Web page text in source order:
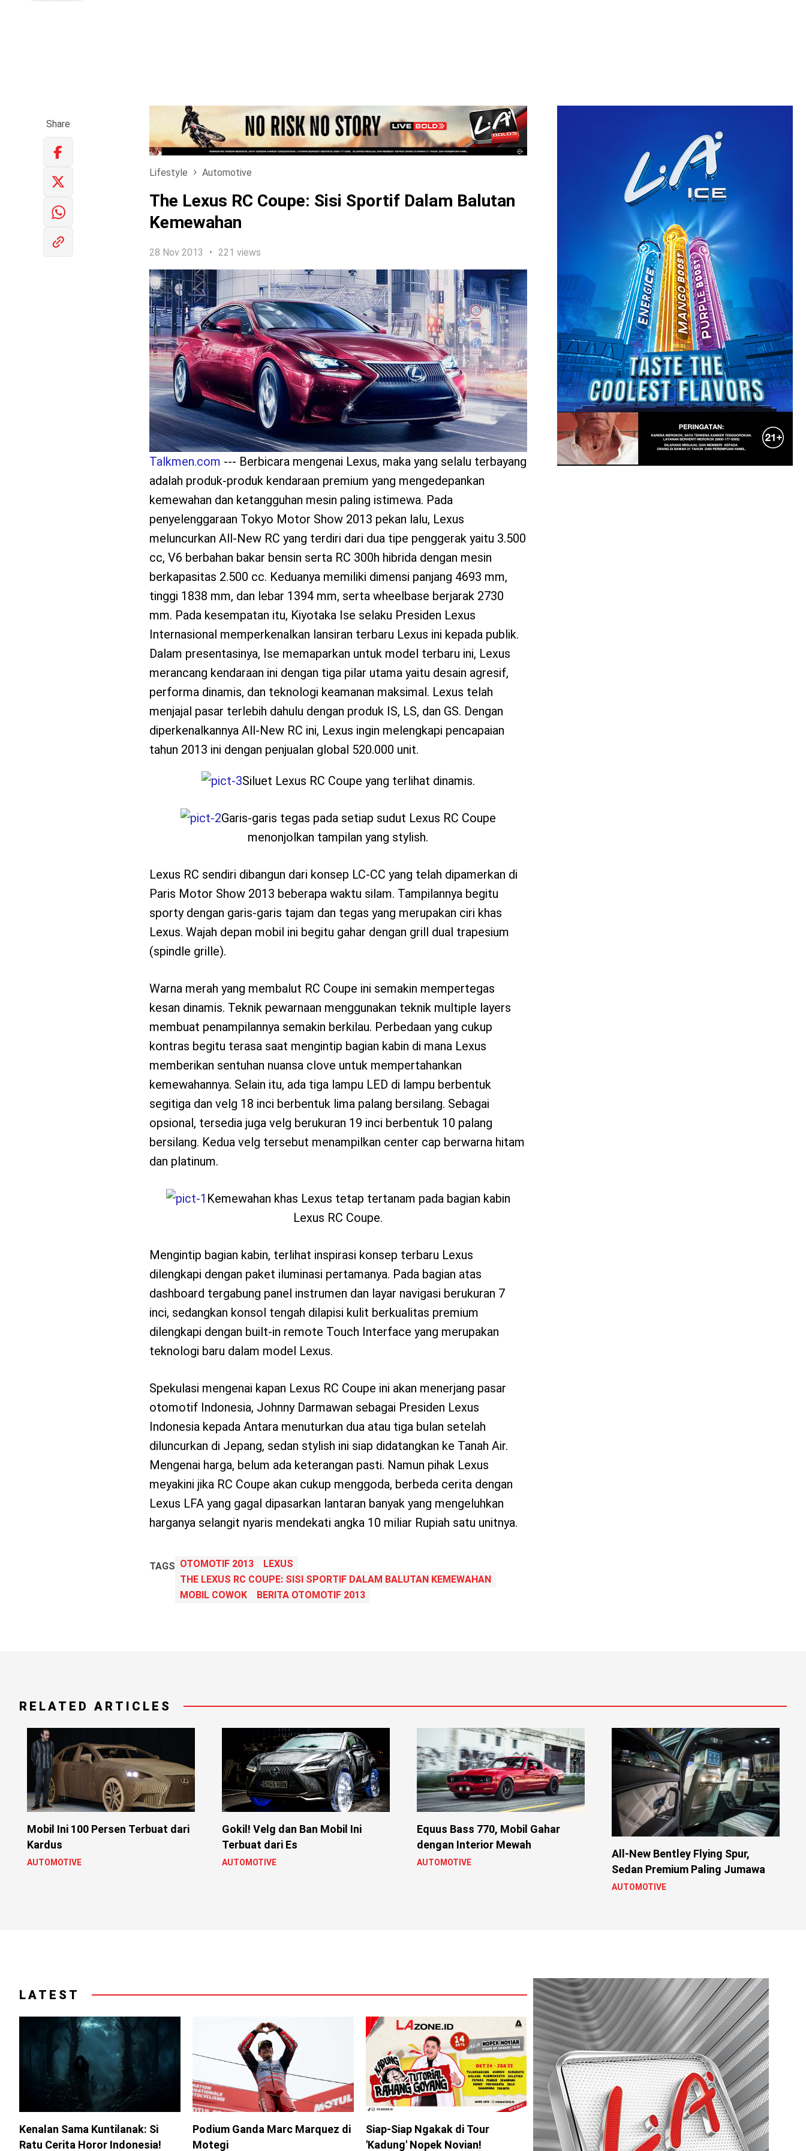
benefit
menarik
LOGIN
Share
Lifestyle Automotive
The Lexus RC Coupe: Sisi Sportif Dalam Balutan
Kemewahan
28 Nov 2013 221 views
Talkmen.com --- Berbicara mengenai Lexus, maka yang selalu terbayang
adalah produk-produk kendaraan premium yang mengedepankan
kemewahan dan ketangguhan mesin paling istimewa. Pada
penyelenggaraan Tokyo Motor Show 2013 pekan lalu, Lexus
meluncurkan All-New RC yang terdiri dari dua tipe penggerak yaitu 3.500
cc, V6 berbahan bakar bensin serta RC 300h hibrida dengan mesin
berkapasitas 2.500 cc. Keduanya memiliki dimensi panjang 4693 mm,
tinggi 1838 mm, dan lebar 1394 mm, serta wheelbase berjarak 2730
mm. Pada kesempatan itu, Kiyotaka Ise selaku Presiden Lexus
Internasional memperkenalkan lansiran terbaru Lexus ini kepada publik.
Dalam presentasinya, Ise memaparkan untuk model terbaru ini, Lexus
merancang kendaraan ini dengan tiga pilar utama yaitu desain agresif,
performa dinamis, dan teknologi keamanan maksimal. Lexus telah
menjajal pasar terlebih dahulu dengan produk IS, LS, dan GS. Dengan
diperkenalkannya All-New RC ini, Lexus ingin melengkapi pencapaian
tahun 2013 ini dengan penjualan global 520.000 unit.
Siluet Lexus RC Coupe yang terlihat dinamis.
Garis-garis tegas pada setiap sudut Lexus RC Coupe
menonjolkan tampilan yang stylish.
Lexus RC sendiri dibangun dari konsep LC-CC yang telah dipamerkan di
Paris Motor Show 2013 beberapa waktu silam. Tampilannya begitu
sporty dengan garis-garis tajam dan tegas yang merupakan ciri khas
Lexus. Wajah depan mobil ini begitu gahar dengan grill dual trapesium
(spindle grille).
Warna merah yang membalut RC Coupe ini semakin mempertegas
kesan dinamis. Teknik pewarnaan menggunakan teknik multiple layers
membuat penampilannya semakin berkilau. Perbedaan yang cukup
kontras begitu terasa saat mengintip bagian kabin di mana Lexus
memberikan sentuhan nuansa clove untuk mempertahankan
kemewahannya. Selain itu, ada tiga lampu LED di lampu berbentuk
segitiga dan velg 18 inci berbentuk lima palang bersilang. Sebagai
opsional, tersedia juga velg berukuran 19 inci berbentuk 10 palang
bersilang. Kedua velg tersebut menampilkan center cap berwarna hitam
dan platinum.
Kemewahan khas Lexus tetap tertanam pada bagian kabin
Lexus RC Coupe.
Mengintip bagian kabin, terlihat inspirasi konsep terbaru Lexus
dilengkapi dengan paket iluminasi pertamanya. Pada bagian atas
dashboard tergabung panel instrumen dan layar navigasi berukuran 7
inci, sedangkan konsol tengah dilapisi kulit berkualitas premium
dilengkapi dengan built-in remote Touch Interface yang merupakan
teknologi baru dalam model Lexus.
Spekulasi mengenai kapan Lexus RC Coupe ini akan menerjang pasar
otomotif Indonesia, Johnny Darmawan sebagai Presiden Lexus
Indonesia kepada Antara menuturkan dua atau tiga bulan setelah
diluncurkan di Jepang, sedan stylish ini siap didatangkan ke Tanah Air.
Mengenai harga, belum ada keterangan pasti. Namun pihak Lexus
meyakini jika RC Coupe akan cukup menggoda, berbeda cerita dengan
Lexus LFA yang gagal dipasarkan lantaran banyak yang mengeluhkan
harganya selangit nyaris mendekati angka 10 miliar Rupiah satu unitnya.
TAGS OTOMOTIF 2013
LEXUS
THE LEXUS RC COUPE: SISI SPORTIF DALAM BALUTAN KEMEWAHAN
MOBIL COWOK
BERITA OTOMOTIF 2013
RELATED ARTICLES
Mobil Ini 100 Persen Terbuat dari
Kardus
AUTOMOTIVE
Gokil! Velg dan Ban Mobil Ini
Terbuat dari Es
AUTOMOTIVE
Equus Bass 770, Mobil Gahar
dengan Interior Mewah
AUTOMOTIVE
All-New Bentley Flying Spur,
Sedan Premium Paling Jumawa
AUTOMOTIVE
LATEST
Kenalan Sama Kuntilanak: Si
Ratu Cerita Horor Indonesia!
Podium Ganda Marc Marquez di
Motegi
Siap-Siap Ngakak di Tour
'Kadung' Nopek Novian!